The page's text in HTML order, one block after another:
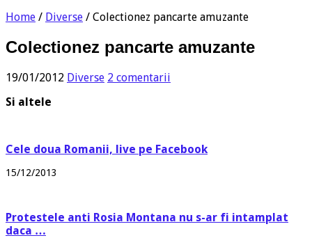
Home / Diverse / Colectionez pancarte amuzante
Colectionez pancarte amuzante
19/01/2012 Diverse 2 comentarii
Si altele
Cele doua Romanii, live pe Facebook
15/12/2013
Protestele anti Rosia Montana nu s-ar fi intamplat
daca …